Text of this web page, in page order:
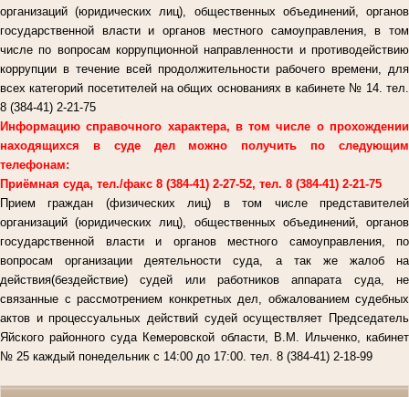
организаций (юридических лиц), общественных объединений, органов
государственной власти и органов местного самоуправления, в том
числе по вопросам коррупционной направленности и противодействию
коррупции в течение всей продолжительности рабочего времени, для
всех категорий посетителей на общих основаниях в кабинете № 14. тел.
8 (384-41) 2-21-75
Информацию справочного характера, в том числе о прохождении
находящихся в суде дел можно получить по следующим
телефонам:
Приёмная суда, тел./факс 8 (384-41) 2-27-52, тел. 8 (384-41) 2-21-75
Прием граждан (физических лиц) в том числе представителей
организаций (юридических лиц), общественных объединений, органов
государственной власти и органов местного самоуправления, по
вопросам организации деятельности суда, а так же жалоб на
действия(бездействие) судей или работников аппарата суда, не
связанные с рассмотрением конкретных дел, обжалованием судебных
актов и процессуальных действий судей осуществляет Председатель
Яйского районного суда Кемеровской области, В.М. Ильченко, кабинет
№ 25 каждый понедельник с 14:00 до 17:00. тел. 8 (384-41) 2-18-99